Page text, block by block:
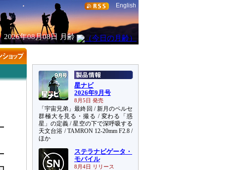
English
2026年08月08日 月齢
星ナビ
2026年9月号
8月5日 発売
「宇宙兄弟」最終回 / 新月のペルセ
群極大を見る・撮る / 変わる「惑
星」の定義 / 星空の下で深呼吸する
天文台浴 / TAMRON 12-20mm F2.8 /
ほか
ステラナビゲータ・
モバイル
8月4日 リリース